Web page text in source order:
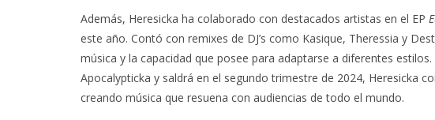
Además, Heresicka ha colaborado con destacados artistas en el EP
este año. Contó con remixes de DJ’s como Kasique, Theressia y
música y la capacidad que posee para adaptarse a diferentes
Apocalypticka y saldrá en el segundo trimestre de 2024, Heresicka
creando música que resuena con audiencias de todo el mundo.